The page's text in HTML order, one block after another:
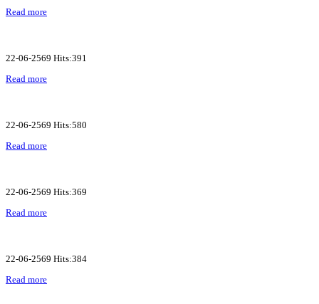
Read more
22-06-2569 Hits:391
Read more
22-06-2569 Hits:580
Read more
22-06-2569 Hits:369
Read more
22-06-2569 Hits:384
Read more